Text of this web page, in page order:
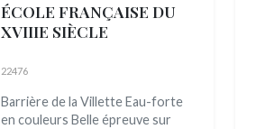
ÉCOLE FRANÇAISE DU
XVIIIE SIÈCLE
22476
Barrière de la Villette Eau-forte
en couleurs Belle épreuve sur